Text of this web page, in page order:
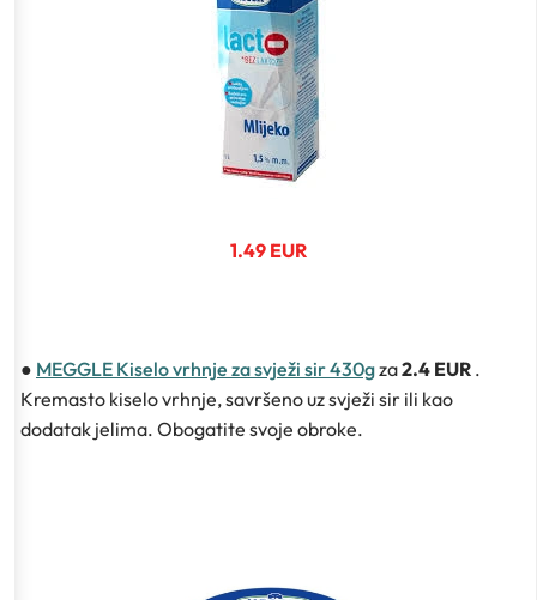
1.49 EUR
● MEGGLE Kiselo vrhnje za svježi sir 430gza2.4 EUR .
Kremasto kiselo vrhnje, savršeno uz svježi sir ili kao
dodatak jelima. Obogatite svoje obroke.